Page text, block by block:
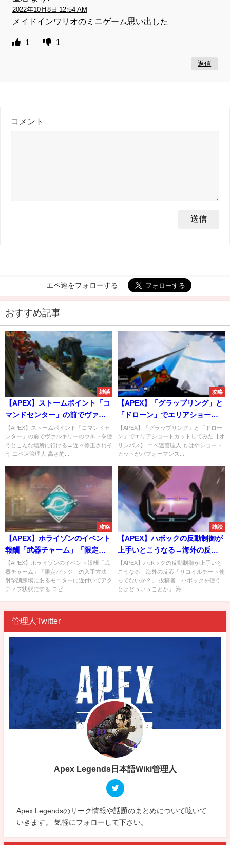
2022年10月8日 12:54 AM
メイドインワリオのミニゲーム思い出した
1 1
返信
コメント
エペ速をフォローする
おすすめ記事
雑談
【APEX】ストームポイント「コ
マンドセンター」の前でヴァル
キリーのウルトを使うとこんな
場所に行ける→近々修正されそ
う
【APEX】ストームポイント「コマンドセ
ンター」の前でヴァルキリーのウルトを使
うとこんな場所に行ける→近々修正されそ
う エペ速管理人 高さ的...
攻略
【APEX】「グラップリング」と
「ドローン」でエリアショート
カットしてみた【オリンパス】
【APEX】「グラップリング」と「ドロー
ン」でエリアショートカットしてみた【オ
リンパス】 エペ速管理人 もはやショート
カットがパフォーマンス...
攻略
【APEX】ホライゾンのイベント
報酬「武器チャーム」「限定バ
ッジ」の入手方法
【APEX】ホライゾンのイベント報酬「武
器チャーム」「限定バッジ」の入手方法
射撃訓練場にあるモニターに近付いてアク
ティブ状態にする ロビ...
雑談
【APEX】ハボックの反動制御が
上手いとこうなる→海外の反応
「リコイルチート使ってない
か？」
【APEX】ハボックの反動制御が上手いと
こうなる→海外の反応「リコイルチート使
ってないか？」 投稿者「ハボックを使う
とはどういうことか」 海...
管理人Twitter
Apex Legends日本語Wiki管理人
Apex Legendsのリーク情報や話題のまとめについて呟いて
いきます。 気軽にフォローして下さい。